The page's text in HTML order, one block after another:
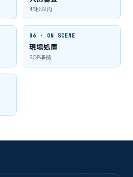
45秒以内
06 · ON SCENE
現場処置
SOP準拠